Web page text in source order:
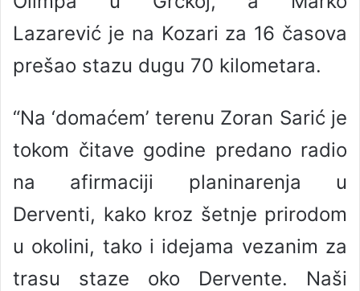
Lazarević je na Kozari za 16 časova
prešao stazu dugu 70 kilometara.
“Na ‘domaćem’ terenu Zoran Sarić je
tokom čitave godine predano radio
na afirmaciji planinarenja u
Derventi, kako kroz šetnje prirodom
u okolini, tako i idejama vezanim za
trasu staze oko Dervente. Naši